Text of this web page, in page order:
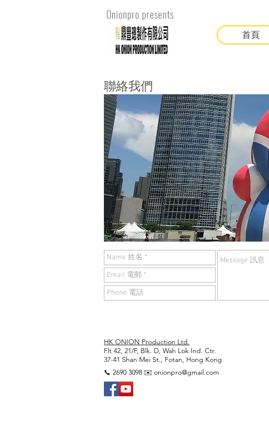
Onionpro presents
首頁
聯絡我們
HK ONION Production Ltd.
Flt 42, 21/F, Blk. D, Wah Lok Ind. Ctr.
37-41 Shan Mei St., Fotan, Hong Kong
📞 2690 3098 ✉️ onionpro@gmail.com